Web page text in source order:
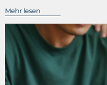
Mehr lesen